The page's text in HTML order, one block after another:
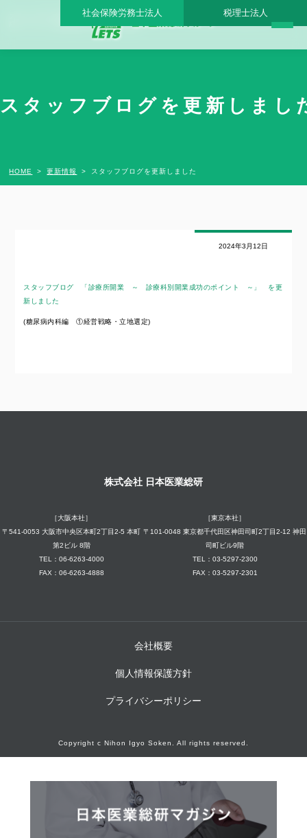
スタッフブログを更新しました - 日本医業総研グループ |日本医業総研｜医院開業・承
社会保険労務士法人 税理士法人
スタッフブログを更新しま
HOME 更新情報 スタッフブログを更新しました
2024年3月12日
スタッフブログ 「診療所開業 ～ 診療科別開業成功のポイント ～」
を更
新しました
(糖尿病内科編 ①経営戦略・立地選定)
株式会社 日本医業総研
［大阪本社］
〒541-0053 大阪市中央区本町2丁目2-5 本町
第2ビル 8階
TEL：06-6263-4000
FAX：06-6263-4888
［東京本社］
〒101-0048 東京都千代田区神田司町2丁目2-12 神田
司町ビル9階
TEL：03-5297-2300
FAX：03-5297-2301
会社概要
個人情報保護方針
プライバシーポリシー
Copyright c Nihon Igyo Soken. All rights reserved.